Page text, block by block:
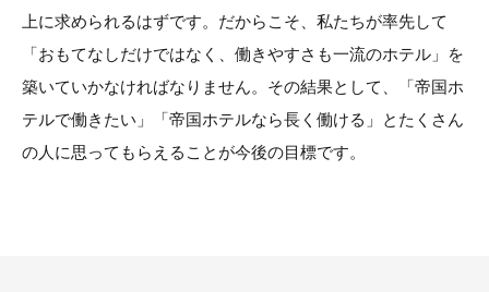
上に求められるはずです。だからこそ、私たちが率先して
「おもてなしだけではなく、働きやすさも一流のホテル」を
築いていかなければなりません。その結果として、「帝国ホ
テルで働きたい」「帝国ホテルなら長く働ける」とたくさん
の人に思ってもらえることが今後の目標です。